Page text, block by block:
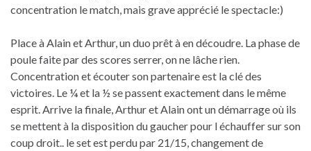
concentration le match, mais grave apprécié le spectacle:)
Place à Alain et Arthur, un duo prêt à en découdre. La phase de
poule faite par des scores serrer, on ne lâche rien.
Concentration et écouter son partenaire est la clé des
victoires. Le ¼ et la ½ se passent exactement dans le même
esprit. Arrive la finale, Arthur et Alain ont un démarrage où ils
se mettent à la disposition du gaucher pour l échauffer sur son
coup droit.. le set est perdu par 21/15, changement de